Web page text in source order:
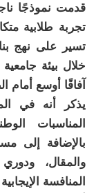
قدمت نموذجًا
تجربة طلابية
تسير على نهج
خلال بيئة
آفاقًا أوسع أمام
يذكر أنه في
المناسبات
بالإضافة إلى
والمقال،
المنافسة